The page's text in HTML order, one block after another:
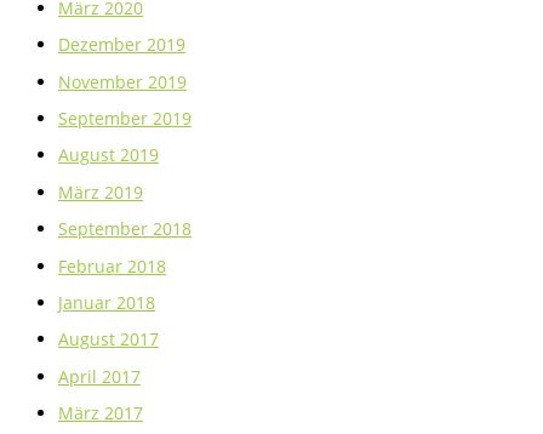
März 2020
Dezember 2019
November 2019
September 2019
August 2019
März 2019
September 2018
Februar 2018
Januar 2018
August 2017
April 2017
März 2017